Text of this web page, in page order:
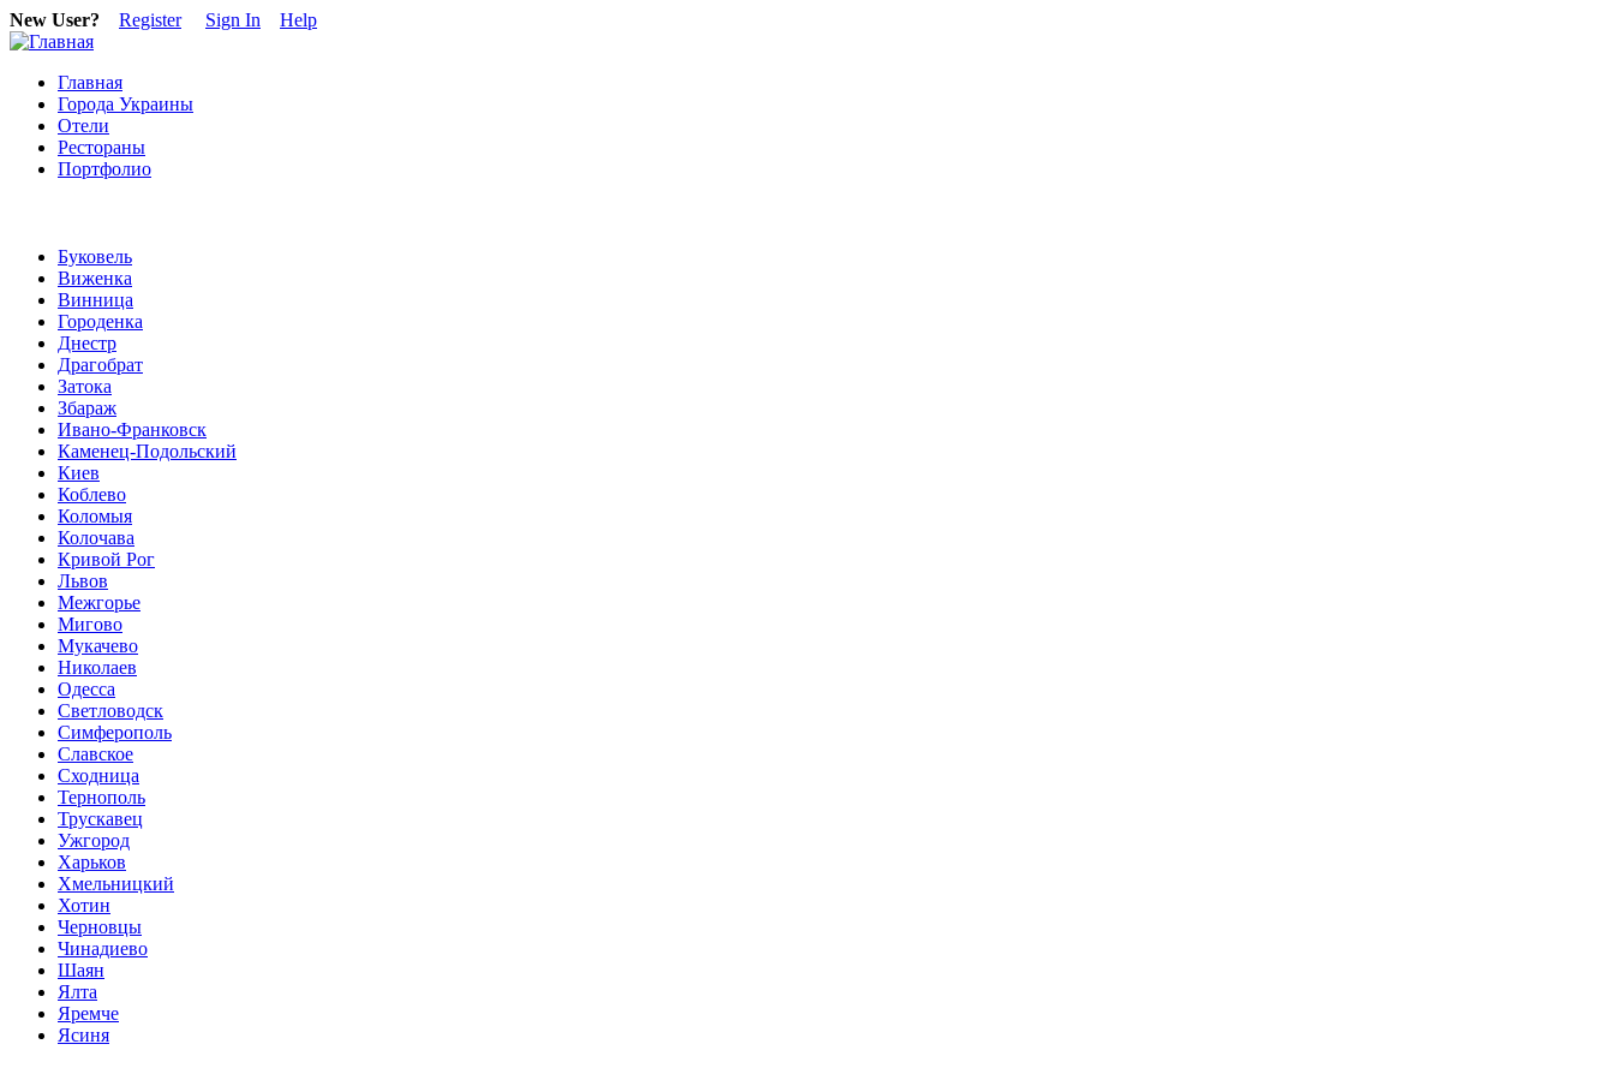
New User? Register Sign In Help
Главная
Города Украины
Отели
Рестораны
Портфолио
Буковель
Виженка
Винница
Городенка
Днестр
Драгобрат
Затока
Збараж
Ивано-Франковск
Каменец-Подольский
Киев
Коблево
Коломыя
Колочава
Кривой Рог
Львов
Межгорье
Мигово
Мукачево
Николаев
Одесса
Светловодск
Симферополь
Славское
Сходница
Тернополь
Трускавец
Ужгород
Харьков
Хмельницкий
Хотин
Черновцы
Чинадиево
Шаян
Ялта
Яремче
Ясиня